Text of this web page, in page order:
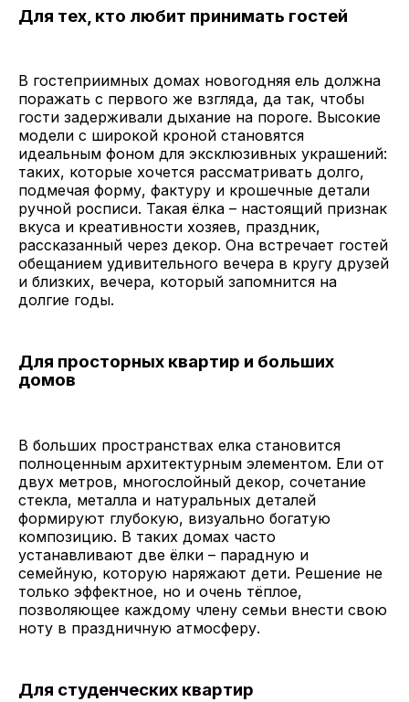
Для тех, кто любит принимать гостей
В гостеприимных домах новогодняя ель должна
поражать с первого же взгляда, да так, чтобы
гости задерживали дыхание на пороге. Высокие
модели с широкой кроной становятся
идеальным фоном для эксклюзивных украшений:
таких, которые хочется рассматривать долго,
подмечая форму, фактуру и крошечные детали
ручной росписи. Такая ёлка – настоящий признак
вкуса и креативности хозяев, праздник,
рассказанный через декор. Она встречает гостей
обещанием удивительного вечера в кругу друзей
и близких, вечера, который запомнится на
долгие годы.
Для просторных квартир и больших
домов
В больших пространствах елка становится
полноценным архитектурным элементом. Ели от
двух метров, многослойный декор, сочетание
стекла, металла и натуральных деталей
формируют глубокую, визуально богатую
композицию. В таких домах часто
устанавливают две ёлки – парадную и
семейную, которую наряжают дети. Решение не
только эффектное, но и очень тёплое,
позволяющее каждому члену семьи внести свою
ноту в праздничную атмосферу.
Для студенческих квартир